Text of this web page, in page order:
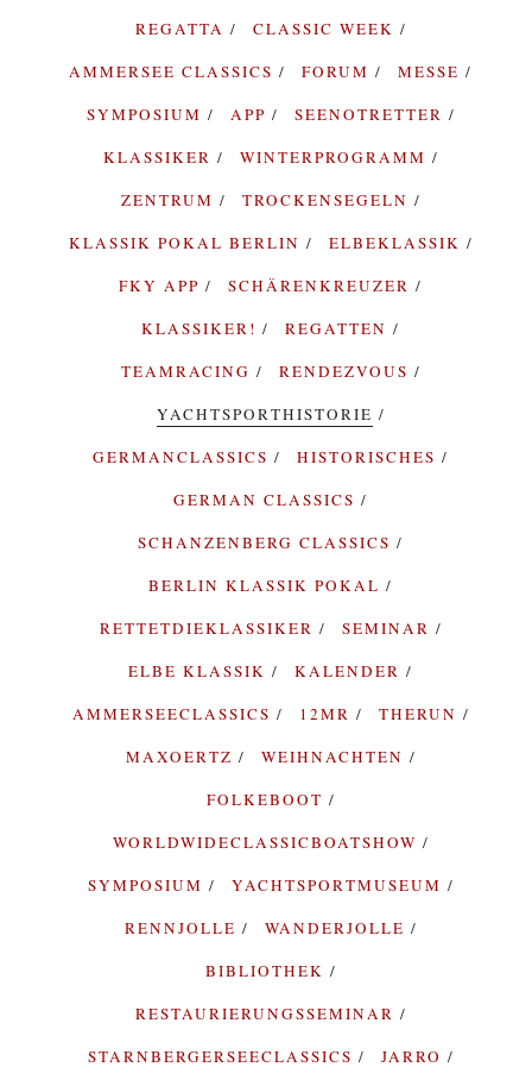
REGATTA
CLASSIC WEEK
AMMERSEE CLASSICS
FORUM
MESSE
SYMPOSIUM
APP
SEENOTRETTER
KLASSIKER
WINTERPROGRAMM
ZENTRUM
TROCKENSEGELN
KLASSIK POKAL BERLIN
ELBEKLASSIK
FKY APP
SCHÄRENKREUZER
KLASSIKER!
REGATTEN
TEAMRACING
RENDEZVOUS
YACHTSPORTHISTORIE
GERMANCLASSICS
HISTORISCHES
GERMAN CLASSICS
SCHANZENBERG CLASSICS
BERLIN KLASSIK POKAL
RETTETDIEKLASSIKER
SEMINAR
ELBE KLASSIK
KALENDER
AMMERSEECLASSICS
12MR
THERUN
MAXOERTZ
WEIHNACHTEN
FOLKEBOOT
WORLDWIDECLASSICBOATSHOW
SYMPOSIUM
YACHTSPORTMUSEUM
RENNJOLLE
WANDERJOLLE
BIBLIOTHEK
RESTAURIERUNGSSEMINAR
STARNBERGERSEECLASSICS
JARRO